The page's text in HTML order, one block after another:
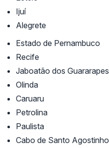
Ijuí
Alegrete
Estado de Pernambuco
Recife
Jaboatão dos Guararapes
Olinda
Caruaru
Petrolina
Paulista
Cabo de Santo Agostinho